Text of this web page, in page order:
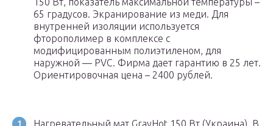
65 градусов. Экранирование из меди. Для
внутренней изоляции используется
фторополимер в комплексе с
модифицированным полиэтиленом, для
наружной — PVC. Фирма дает гарантию в 25 лет.
Ориентировочная цена – 2400 рублей.
Нагревательный мат GrayHot 150 Вт (Украина). В